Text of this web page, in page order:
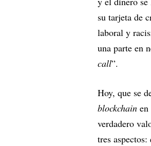
su tarjeta de
laboral y
una parte en
call”.
Hoy, que se
blockchain
verdadero
tres